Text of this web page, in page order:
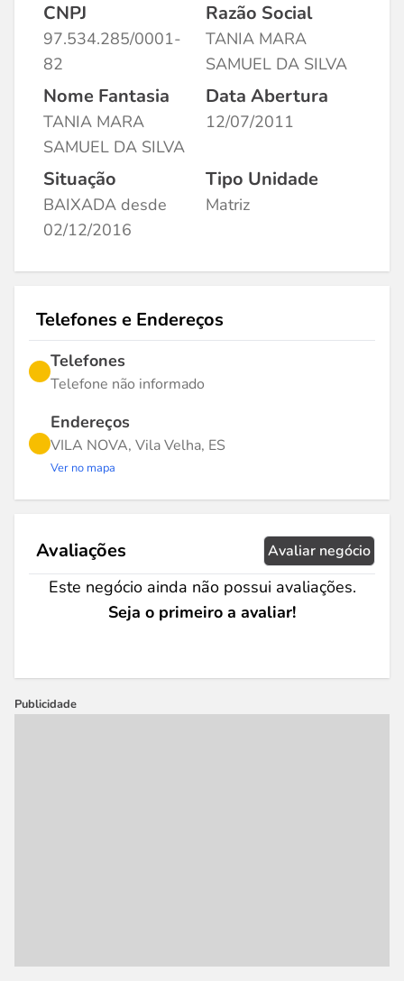
CNPJ
97.534.285/0001-
82
Razão Social
TANIA MARA
SAMUEL DA SILVA
Nome Fantasia
TANIA MARA
SAMUEL DA SILVA
Data Abertura
12/07/2011
Situação
BAIXADA desde
02/12/2016
Tipo Unidade
Matriz
Telefones e Endereços
Telefones
Telefone não informado
Endereços
VILA NOVA, Vila Velha, ES
Ver no mapa
Avaliações Avaliar negócio
Este negócio ainda não possui avaliações.
Seja o primeiro a avaliar!
Publicidade